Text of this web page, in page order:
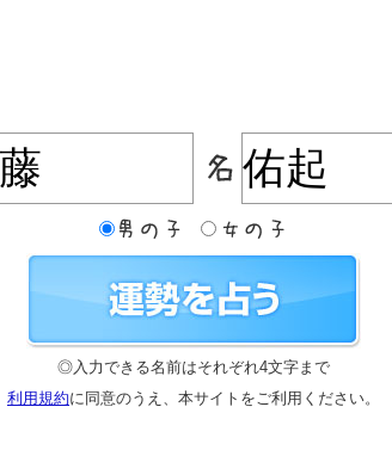
◎入力できる名前はそれぞれ4文字まで
利用規約に同意のうえ、本サイトをご利用ください。